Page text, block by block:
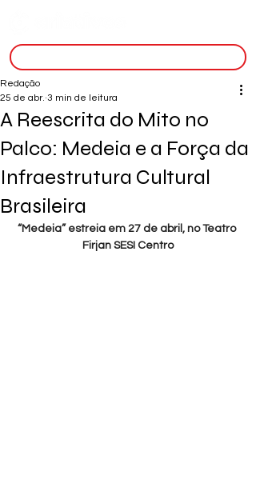
A Reescrita do Mito no
Palco: Medeia e a Força da
Infraestrutura Cultural
Brasileira
Redação
25 de abr. 3 min de leitura
“Medeia” estreia em 27 de abril, no Teatro
Firjan SESI Centro